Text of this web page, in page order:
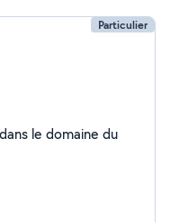
Particulier
le domaine du